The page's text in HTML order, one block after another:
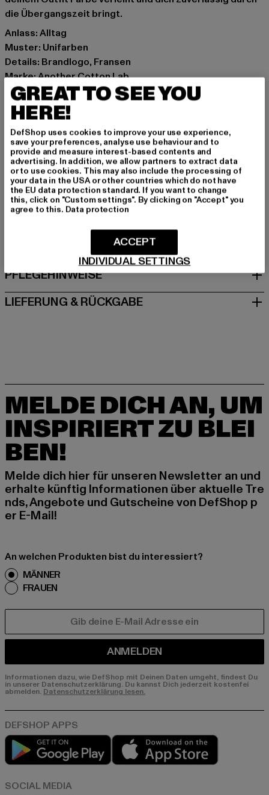
die Übergangszeit bringt.
Anlass: Alltag
Muster: Unifarben
Details: Brandlogo, Fransen
Marke: Another Cotton Lab
Kat.: Accessories
Farbe: grün
Hersteller Farbe: green
Materialzusammensetzung: 100% Polyacryl
Art.Nr: PD00002318-00110
Hersteller: Urban Styles Agency GmbH & Co. KG |
agentur@urbanstylesagency.com
Schanzenstraße 41 | 51063 Köln | DE
GRÖSSE & PASSFORM
PFLEGEHINWEISE
LIEFERUNG & RÜCKGABE
MELDE DICH AN, UM
INSPIRIERT ZU BLEI
BEN!
Melde dich hier für unseren Newsletter an und
erhalte künftig Informationen über aktuelle Tre
nds, Angebote und Gutscheine von DefShop p
er E-Mail!
An welchen Produkten bist du interessiert?
MÄNNER
FRAUEN
ANMELDEN
Informationen dazu, wie DefShop mit Deinen Daten umgeht, findest Du
in unserer Datenschutzerklärung. Du kannst Dich jederzeit kostenfei
abmelden. Datenschutzerklärung lesen.
Play market
GREAT TO SEE YOU
HERE!
DefShop uses cookies to improve your use experience,
save your preferences, analyse use behaviour and to
provide and measure interest-based contents and
advertising. In addition, we allow partners to extract data
or to use cookies. This may also include the processing of
your data in the USA or other countries which do not have
the EU data protection standard. If you want to change
this, click on "Custom settings". By clicking on "Accept" you
agree to this. Data protection
INDIVIDUAL SETTINGS
ACCEPT